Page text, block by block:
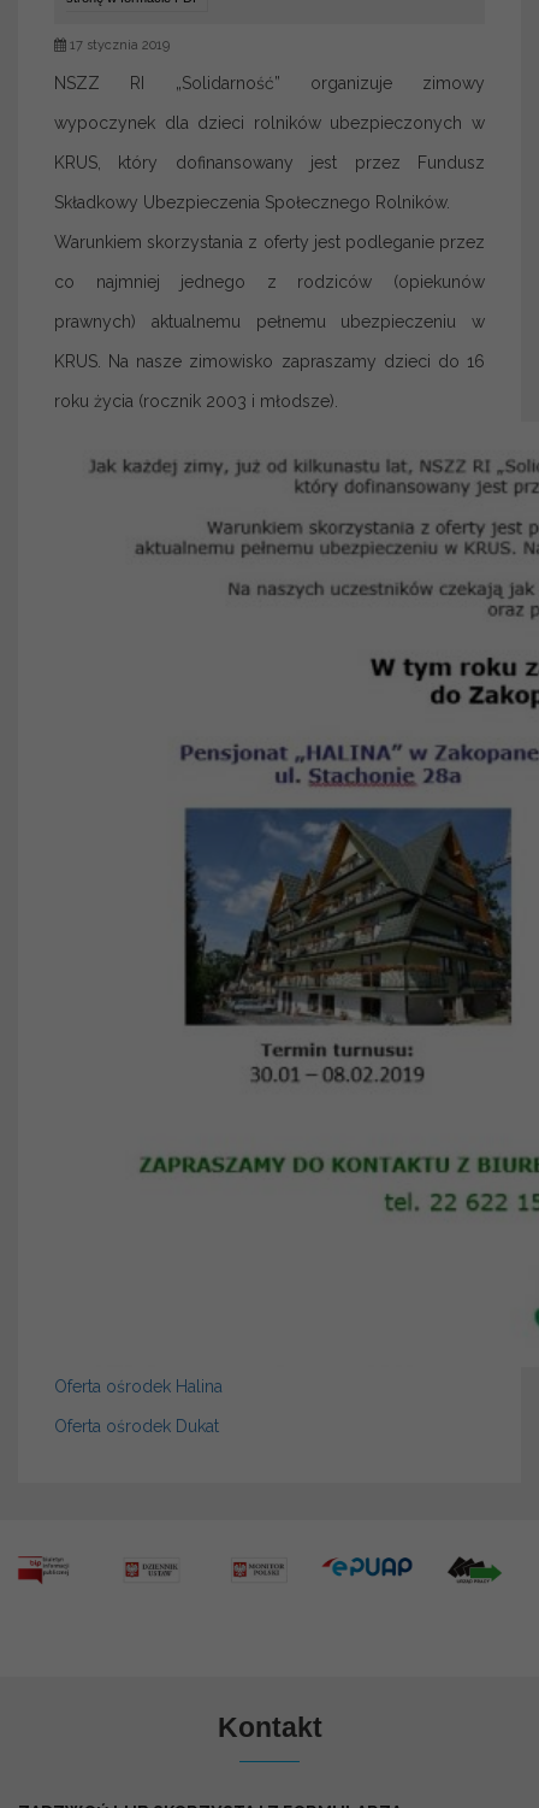
17 stycznia 2019
NSZZ RI „Solidarność” organizuje zimowy
wypoczynek dla dzieci rolników ubezpieczonych w
KRUS, który dofinansowany jest przez Fundusz
Składkowy Ubezpieczenia Społecznego Rolników.
Warunkiem skorzystania z oferty jest podleganie przez
co najmniej jednego z rodziców (opiekunów
prawnych) aktualnemu pełnemu ubezpieczeniu w
KRUS. Na nasze zimowisko zapraszamy dzieci do 16
roku życia (rocznik 2003 i młodsze).
Oferta ośrodek Halina
Oferta ośrodek Dukat
Kontakt